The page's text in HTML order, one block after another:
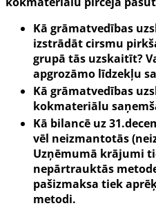
Kā grāmatvedības
izstrādāt cirsmu
grupā tās uzskaitīt?
apgrozāmo līdzekļu
Kā grāmatvedības
kokmateriālu
Kā bilancē uz
vēl neizmantotās
Uzņēmumā krājumi
nepārtrauktās
pašizmaksa tiek
metodi.